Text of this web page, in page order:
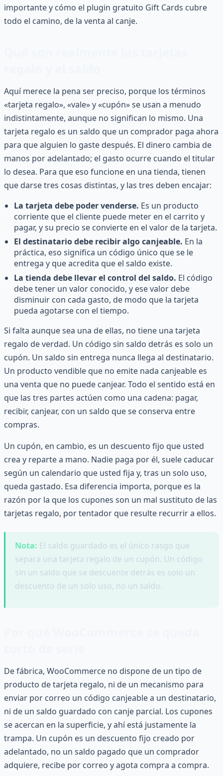
importante y cómo el plugin gratuito Gift Cards cubre
todo el camino, de la venta al canje.
Aquí merece la pena ser preciso, porque los términos
«tarjeta regalo», «vale» y «cupón» se usan a menudo
indistintamente, aunque no significan lo mismo. Una
tarjeta regalo es un saldo que un comprador paga ahora
para que alguien lo gaste después. El dinero cambia de
manos por adelantado; el gasto ocurre cuando el titular
lo desea. Para que eso funcione en una tienda, tienen
que darse tres cosas distintas, y las tres deben encajar:
La tarjeta debe poder venderse. Es un producto
corriente que el cliente puede meter en el carrito y
pagar, y su precio se convierte en el valor de la tarjeta.
El destinatario debe recibir algo canjeable. En la
práctica, eso significa un código único que se le
entrega y que acredita que el saldo existe.
La tienda debe llevar el control del saldo. El código
debe tener un valor conocido, y ese valor debe
disminuir con cada gasto, de modo que la tarjeta
pueda agotarse con el tiempo.
Si falta aunque sea una de ellas, no tiene una tarjeta
regalo de verdad. Un código sin saldo detrás es solo un
cupón. Un saldo sin entrega nunca llega al destinatario.
Un producto vendible que no emite nada canjeable es
una venta que no puede canjear. Todo el sentido está en
que las tres partes actúen como una cadena: pagar,
recibir, canjear, con un saldo que se conserva entre
compras.
Un cupón, en cambio, es un descuento fijo que usted
crea y reparte a mano. Nadie paga por él, suele caducar
según un calendario que usted fija y, tras un solo uso,
queda gastado. Esa diferencia importa, porque es la
razón por la que los cupones son un mal sustituto de las
tarjetas regalo, por tentador que resulte recurrir a ellos.
Nota: El saldo guardado es el único rasgo que
separa una tarjeta regalo de un cupón. Un código
sin un saldo que se descuente detrás es solo un
descuento de un solo uso, no un saldo.
De fábrica, WooCommerce no dispone de un tipo de
producto de tarjeta regalo, ni de un mecanismo para
enviar por correo un código canjeable a un destinatario,
ni de un saldo guardado con canje parcial. Los cupones
se acercan en la superficie, y ahí está justamente la
trampa. Un cupón es un descuento fijo creado por
adelantado, no un saldo pagado que un comprador
adquiere, recibe por correo y agota compra a compra.